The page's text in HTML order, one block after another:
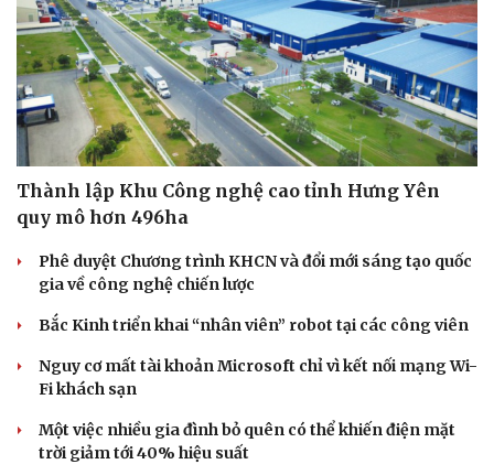
Thành lập Khu Công nghệ cao tỉnh Hưng Yên
quy mô hơn 496ha
Phê duyệt Chương trình KHCN và đổi mới sáng tạo quốc
gia về công nghệ chiến lược
Bắc Kinh triển khai “nhân viên” robot tại các công viên
Nguy cơ mất tài khoản Microsoft chỉ vì kết nối mạng Wi-
Fi khách sạn
Một việc nhiều gia đình bỏ quên có thể khiến điện mặt
trời giảm tới 40% hiệu suất